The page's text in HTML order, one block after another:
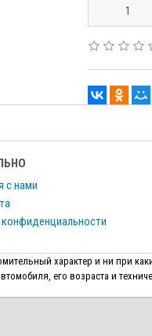
с нами
характер и ни при
его возраста и